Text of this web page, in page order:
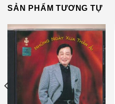
SẢN PHẨM TƯƠNG TỰ